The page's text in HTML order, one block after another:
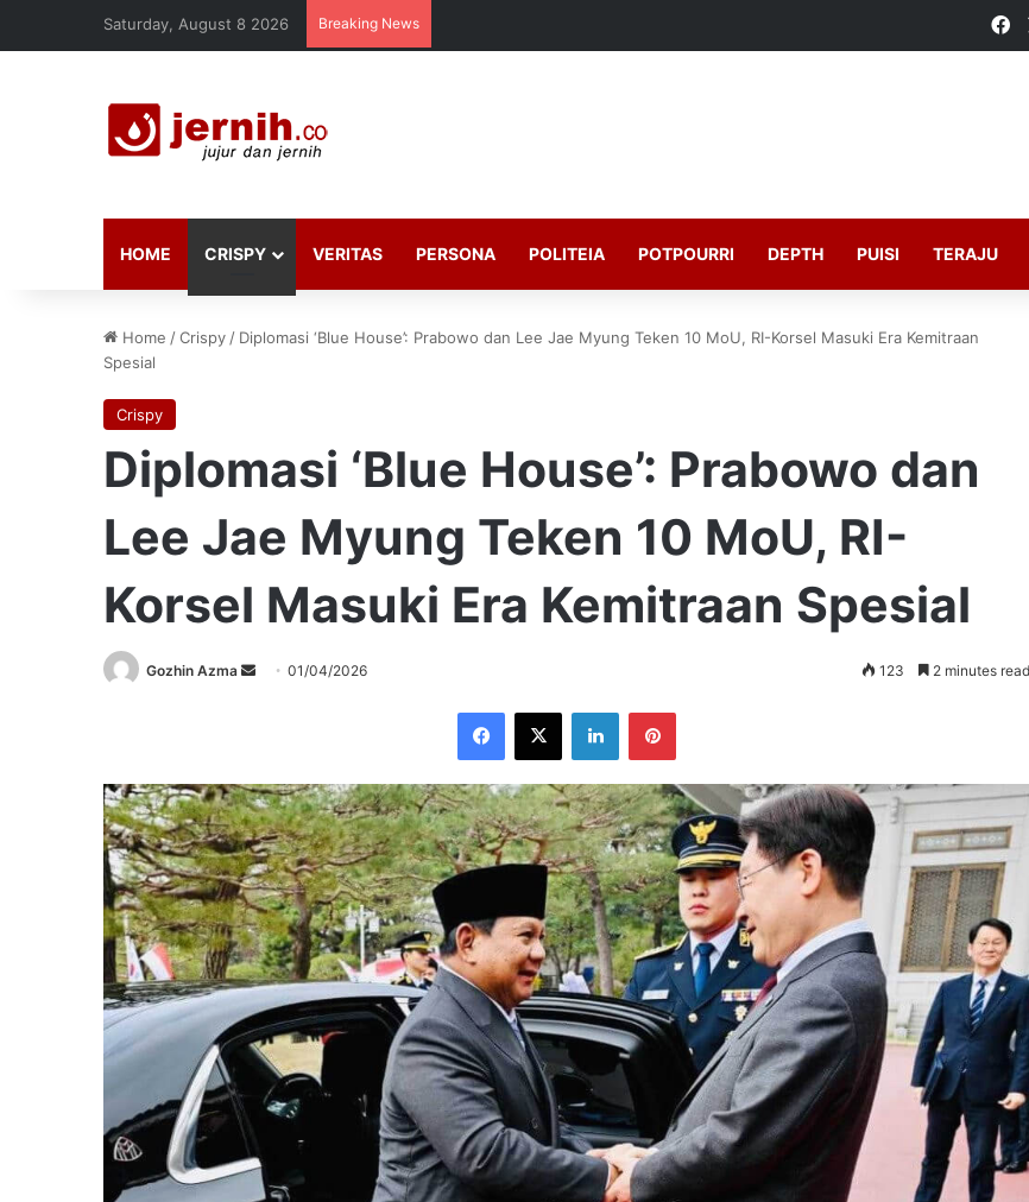
Saturday, August 8 2026 Breaking News
HOME CRISPY VERITAS PERSONA POLITEIA POTPOURRI DEPTH PUISI TERAJU
Home /Crispy / Diplomasi ‘Blue House’: Prabowo dan Lee Jae Myung Teken 10 MoU, RI-Korsel Masuki Era Kemitraan
Spesial
Crispy
Diplomasi ‘Blue House’: Prabowo dan
Lee Jae Myung Teken 10 MoU, RI-
Korsel Masuki Era Kemitraan Spesial
Gozhin Azma
Send01/04/2026 123 2 minutes read
Facebook
X LinkedInPinterest